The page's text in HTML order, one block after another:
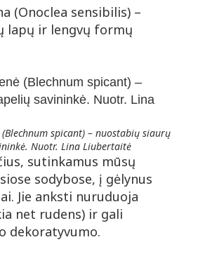
(Onoclea sensibilis) –
lapų ir lengvų formų
spicant) – nuostabių siaurų
Nuotr. Lina Liubertaitė
sutinkamus mūsų
sodybose, į gėlynus
Jie anksti nuruduoja
net rudens) ir gali
dekoratyvumo.